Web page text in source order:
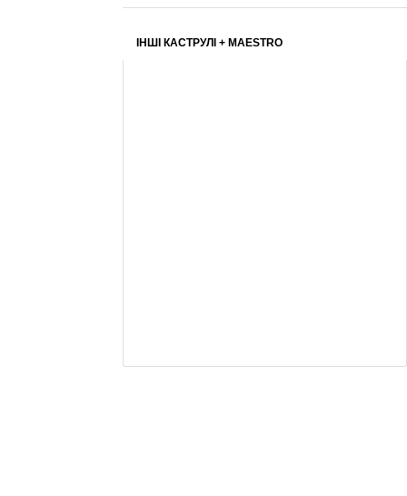
ІНШІ КАСТРУЛІ + MAESTRO